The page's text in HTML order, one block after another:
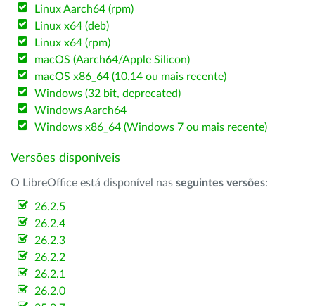
Linux Aarch64 (rpm)
Linux x64 (deb)
Linux x64 (rpm)
macOS (Aarch64/Apple Silicon)
macOS x86_64 (10.14 ou mais recente)
Windows (32 bit, deprecated)
Windows Aarch64
Windows x86_64 (Windows 7 ou mais recente)
Versões disponíveis
O LibreOffice está disponível nas seguintes versões:
26.2.5
26.2.4
26.2.3
26.2.2
26.2.1
26.2.0